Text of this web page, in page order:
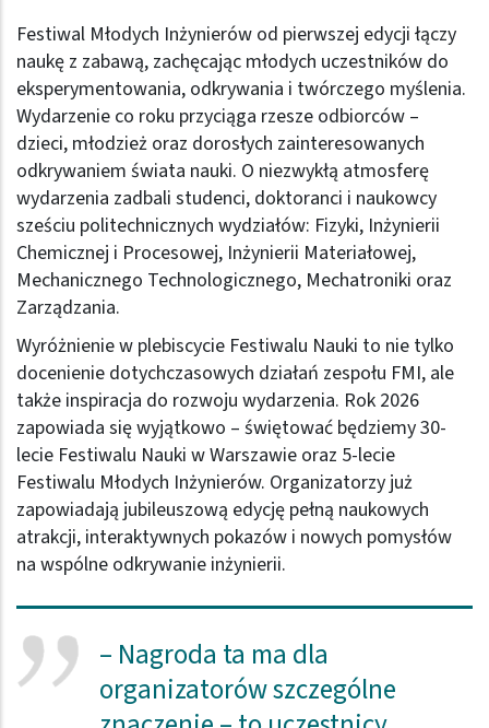
Festiwal Młodych Inżynierów od pierwszej edycji łączy
naukę z zabawą, zachęcając młodych uczestników do
eksperymentowania, odkrywania i twórczego myślenia.
Wydarzenie co roku przyciąga rzesze odbiorców –
dzieci, młodzież oraz dorosłych zainteresowanych
odkrywaniem świata nauki. O niezwykłą atmosferę
wydarzenia zadbali studenci, doktoranci i naukowcy
sześciu politechnicznych wydziałów: Fizyki, Inżynierii
Chemicznej i Procesowej, Inżynierii Materiałowej,
Mechanicznego Technologicznego, Mechatroniki oraz
Zarządzania.
Wyróżnienie w plebiscycie Festiwalu Nauki to nie tylko
docenienie dotychczasowych działań zespołu FMI, ale
także inspiracja do rozwoju wydarzenia. Rok 2026
zapowiada się wyjątkowo – świętować będziemy 30-
lecie Festiwalu Nauki w Warszawie oraz 5-lecie
Festiwalu Młodych Inżynierów. Organizatorzy już
zapowiadają jubileuszową edycję pełną naukowych
atrakcji, interaktywnych pokazów i nowych pomysłów
na wspólne odkrywanie inżynierii.
– Nagroda ta ma dla
organizatorów szczególne